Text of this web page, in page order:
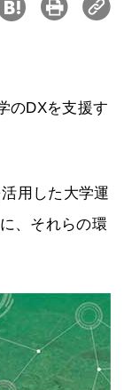
のDXを支援す
用した大学運
、それらの環